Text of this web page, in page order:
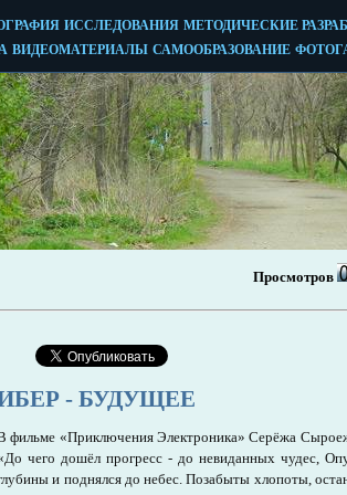
- БУДУЩЕЕ
фильме «Приключения Электроника» Серёжа
чего дошёл прогресс - до невиданных чудес,
и поднялся до небес. Позабыты хлопоты,